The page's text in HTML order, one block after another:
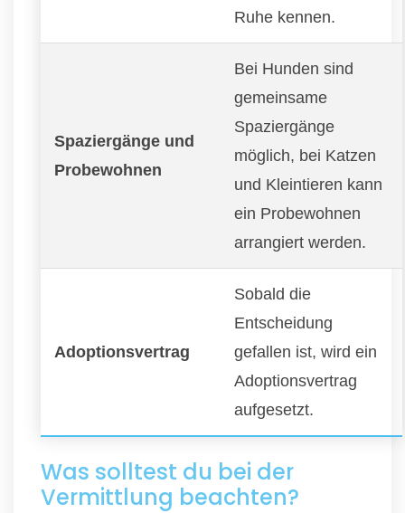
Ruhe kennen.
Spaziergänge und
Probewohnen
Bei Hunden sind
gemeinsame
Spaziergänge
möglich, bei Katzen
und Kleintieren kann
ein Probewohnen
arrangiert werden.
Adoptionsvertrag
Sobald die
Entscheidung
gefallen ist, wird ein
Adoptionsvertrag
aufgesetzt.
Was solltest du bei der
Vermittlung beachten?